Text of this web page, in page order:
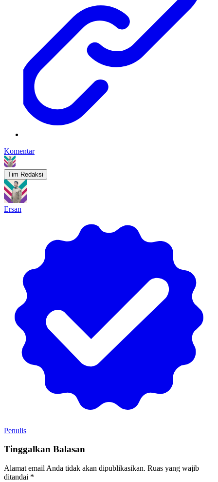
Komentar
Tim Redaksi
Ersan
Penulis
Tinggalkan Balasan
Alamat email Anda tidak akan dipublikasikan. Ruas yang wajib
ditandai *